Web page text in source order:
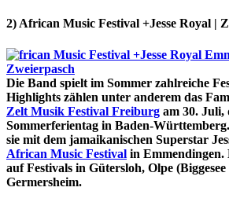
2) African Music Festival +Jesse Royal |
Die Band spielt im Sommer zahlreiche
Highlights zählen unter anderem das
Zelt Musik Festival Freiburg am 30. Juli,
Sommerferientag in Baden-
sie mit dem jamaikanischen Superstar
African Music Festival in Emmendingen.
auf Festivals in Gütersloh, Olpe
Germersheim.